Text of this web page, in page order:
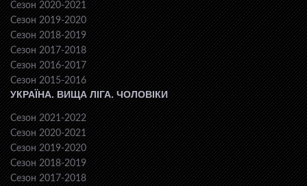
Сезон 2020-2021
Сезон 2019-2020
Сезон 2018-2019
Сезон 2017-2018
Сезон 2016-2017
Сезон 2015-2016
УКРАЇНА. ВИЩА ЛІГА. ЧОЛОВІКИ
Сезон 2021-2022
Сезон 2020-2021
Сезон 2019-2020
Сезон 2018-2019
Сезон 2017-2018